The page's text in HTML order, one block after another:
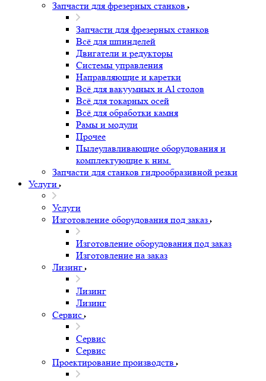
ТВЧ установки для закалки металла.
Индукционные печи. Индуктора для
закалки.
ТВЧ установки
Закалочные станки
Плавильные печи
Запчасти для индукционного оборудования
Радиальные и сверлильные станки
Плоттеры режущие
Шлифовальные станки
Электроэрозионные станки для металла
Горизонтальные Фрезерные Центры HMC с одним
или двумя столами
Запчасти для фрезерных станков
Двигатели и редукторы
Системы управления
Направляющие и каретки
Всё для вакуумных и Al столов
Всё для токарных осей
Всё для обработки камня
Рамы и модули
Прочее
Пылеулавливающие оборудования и
комплектующие к ним.
Запчасти для станков гидрообразивной резки
Услуги
Изготовление оборудования под заказ